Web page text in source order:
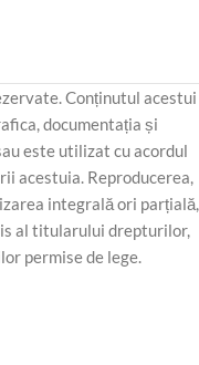
Conținutul acestui
documentația și
este utilizat cu acordul
acestuia. Reproducerea,
integrală ori parțială,
al titularului drepturilor,
permise de lege.